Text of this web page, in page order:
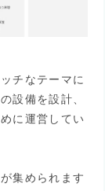
チなテーマに
設備を設計、
に運営してい
集められます